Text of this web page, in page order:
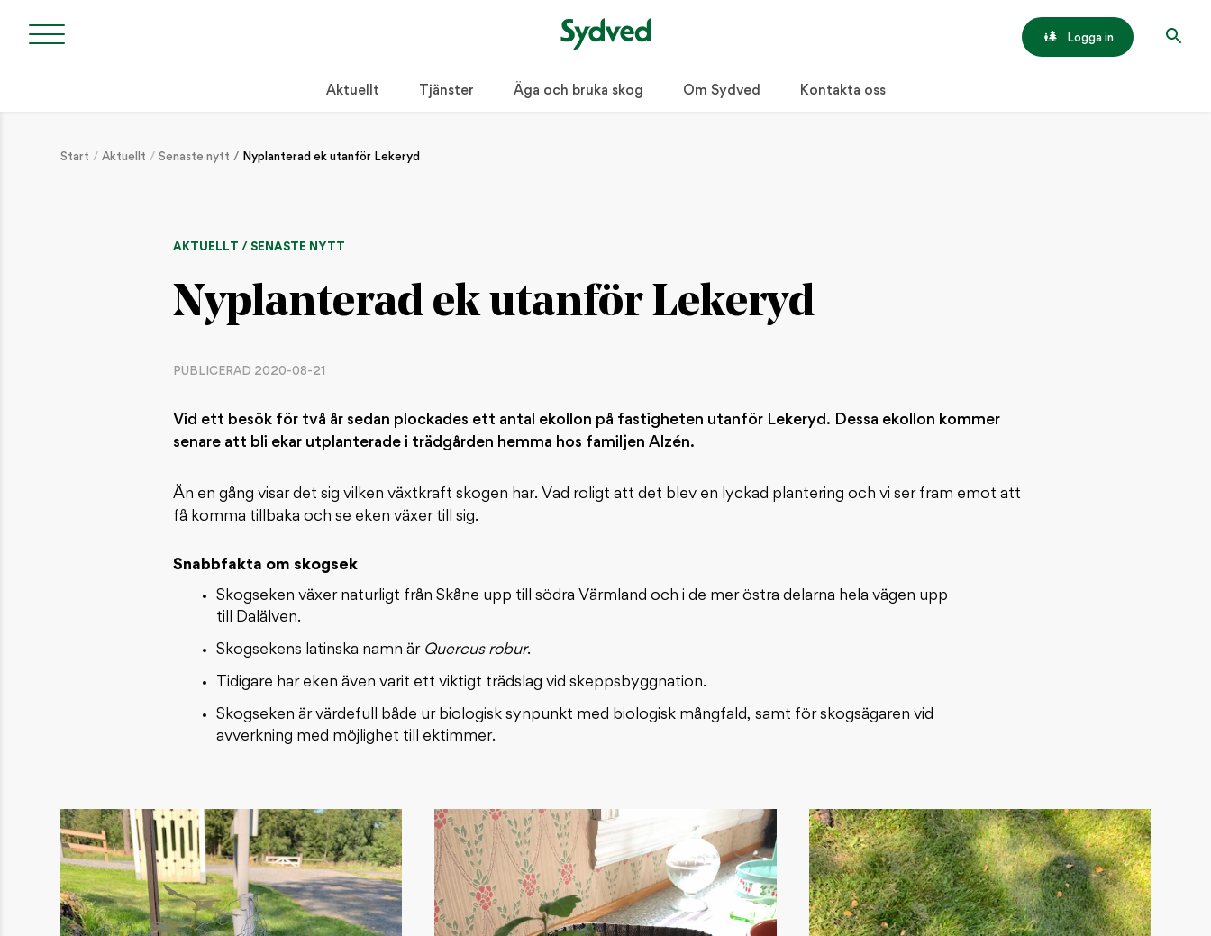
Logga in
Aktuellt Tjänster Äga och bruka skog Om Sydved Kontakta oss
Start Aktuellt Senaste nytt Nyplanterad ek utanför Lekeryd
AKTUELLT / SENASTE NYTT
Nyplanterad ek utanför Lekeryd
PUBLICERAD 2020-08-21
Vid ett besök för två år sedan plockades ett antal ekollon på fastigheten utanför Lekeryd. Dessa ekollon kommer
senare att bli ekar utplanterade i trädgården hemma hos familjen Alzén.
Än en gång visar det sig vilken växtkraft skogen har. Vad roligt att det blev en lyckad plantering och vi ser fram emot att
få komma tillbaka och se eken växer till sig.
Snabbfakta om skogsek
Skogseken växer naturligt från Skåne upp till södra Värmland och i de mer östra delarna hela vägen upp
till Dalälven.
Skogsekens latinska namn är Quercus robur.
Tidigare har eken även varit ett viktigt trädslag vid skeppsbyggnation.
Skogseken är värdefull både ur biologisk synpunkt med biologisk mångfald, samt för skogsägaren vid
avverkning med möjlighet till ektimmer.